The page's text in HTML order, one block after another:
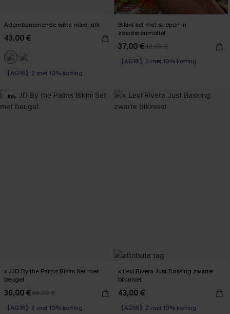
Adembenemende witte maxi-jurk
43,00 €
【AG18】2 met 10% korting
Bikini set met strepen in
zeedierenmotief
37,00 €42,00 €
【AG18】2 met 10% korting
Op voorraad
-10%
x JJD By the Palms Bikini Set met
beugel
36,00 €40,00 €
【AG18】2 met 10% korting
Op voorraad
x Lexi Rivera Just Basking zwarte
bikiniset
43,00 €
【AG18】2 met 10% korting
Op voorraad